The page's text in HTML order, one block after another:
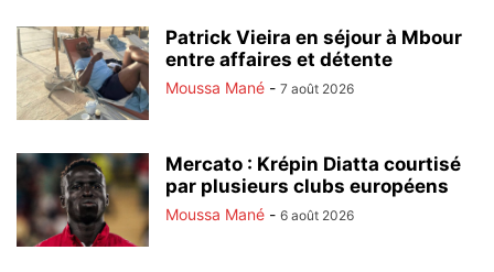
Patrick Vieira en séjour à Mbour
entre affaires et détente
Moussa Mané - 7 août 2026
Mercato : Krépin Diatta courtisé
par plusieurs clubs européens
Moussa Mané - 6 août 2026